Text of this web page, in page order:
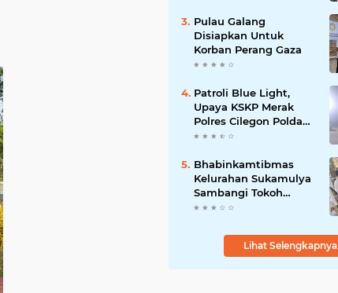
Pulau Galang
Disiapkan Untuk
Korban Perang Gaza
Patroli Blue Light,
Upaya KSKP Merak
Polres Cilegon Polda
Banten Tekan Aksi
Bhabinkamtibmas
Kelurahan Sukamulya
Sambangi Tokoh
Masyarakat, Perkuat
Kamtibmas
Lihat Selengkapnya